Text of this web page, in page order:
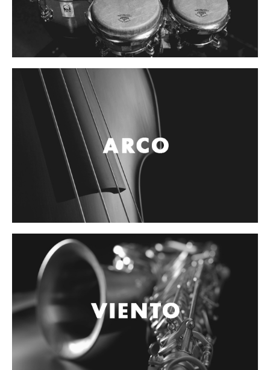
Cables
Audio Profesional
Columnas pasivas
Columnas activas
Amplificadores
Consolas mezcladoras
Procesadores y efectos
Monitores de estudio
Interfaz para grabación
Audífonos y monitoreo personal
Estantes y soportes
Instalaciones y publicidad
Accesorios
Controladores
Tornamesa
Mezcladora
Interfaz